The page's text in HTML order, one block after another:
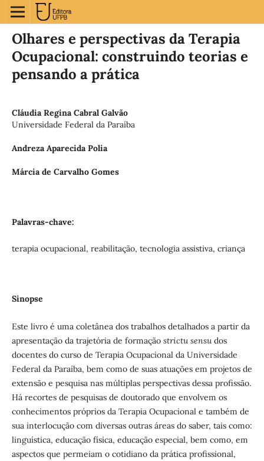
Olhares e perspectivas da Terapia
Ocupacional: construindo teorias e
pensando a prática
Cláudia Regina Cabral Galvão
Universidade Federal da Paraíba
Andreza Aparecida Polia
Márcia de Carvalho Gomes
Palavras-chave:
terapia ocupacional, reabilitação, tecnologia assistiva, criança
Sinopse
Este livro é uma coletânea dos trabalhos detalhados a partir da
apresentação da trajetória de formação strictu sensudos
docentes do curso de Terapia Ocupacional da Universidade
Federal da Paraíba, bem como de suas atuações em projetos de
extensão e pesquisa nas múltiplas perspectivas dessa profissão.
Há recortes de pesquisas de doutorado que envolvem os
conhecimentos próprios da Terapia Ocupacional e também de
sua interlocução com diversas outras áreas do saber, tais como:
linguística, educação física, educação especial, bem como, em
aspectos que permeiam o cotidiano da prática profissional,